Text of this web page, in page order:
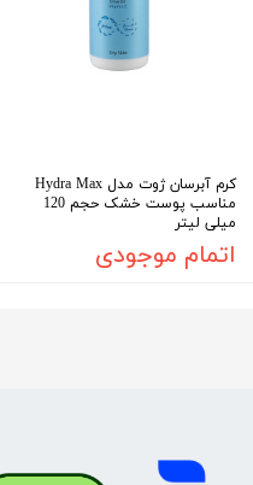
کرم آبرسان ژوت مدل Hydra Max
مناسب پوست خشک حجم 120
میلی لیتر
اتمام موجودی